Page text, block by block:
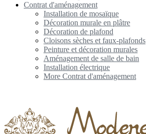
Contrat d'aménagement
Installation de mosaïque
Décoration murale en plâtre
Décoration de plafond
Cloisons sèches et faux-plafonds
Peinture et décoration murales
Aménagement de salle de bain
Installation électrique
More Contrat d'aménagement